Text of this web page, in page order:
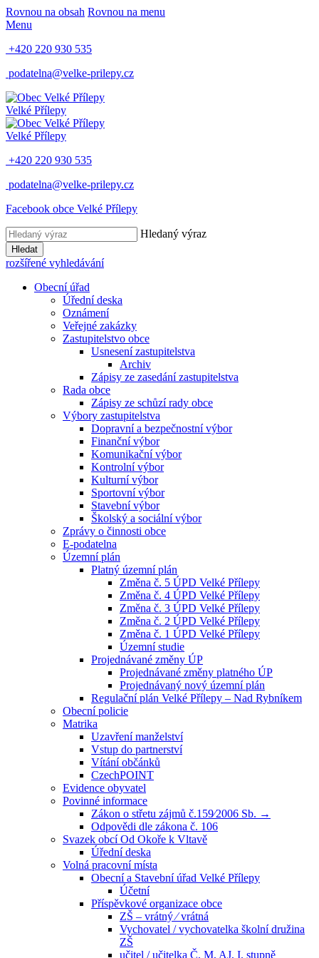
Rovnou na obsah Rovnou na menu
Menu
+420 220 930 535
podatelna@velke-prilepy.cz
Velké Přílepy
Velké Přílepy
+420 220 930 535
podatelna@velke-prilepy.cz
Facebook obce Velké Přílepy
Hledaný výraz
Hledat
rozšířené vyhledávání
Obecní úřad
Úřední deska
Oznámení
Veřejné zakázky
Zastupitelstvo obce
Usnesení zastupitelstva
Archiv
Zápisy ze zasedání zastupitelstva
Rada obce
Zápisy ze schůzí rady obce
Výbory zastupitelstva
Dopravní a bezpečnostní výbor
Finanční výbor
Komunikační výbor
Kontrolní výbor
Kulturní výbor
Sportovní výbor
Stavební výbor
Školský a sociální výbor
Zprávy o činnosti obce
E-podatelna
Územní plán
Platný územní plán
Změna č. 5 ÚPD Velké Přílepy
Změna č. 4 ÚPD Velké Přílepy
Změna č. 3 ÚPD Velké Přílepy
Změna č. 2 ÚPD Velké Přílepy
Změna č. 1 ÚPD Velké Přílepy
Územní studie
Projednávané změny ÚP
Projednávané změny platného ÚP
Projednávaný nový územní plán
Regulační plán Velké Přílepy – Nad Rybníkem
Obecní policie
Matrika
Uzavření manželství
Vstup do partnerství
Vítání občánků
CzechPOINT
Evidence obyvatel
Povinné informace
Zákon o střetu zájmů č.159⁄2006 Sb. →
Odpovědi dle zákona č. 106
Svazek obcí Od Okoře k Vltavě
Úřední deska
Volná pracovní místa
Obecní a Stavební úřad Velké Přílepy
Účetní
Příspěvkové organizace obce
ZŠ – vrátný ⁄ vrátná
Vychovatel / vychovatelka školní družina
ZŠ
učitel / učitelka Č, M, AJ, I. stupně